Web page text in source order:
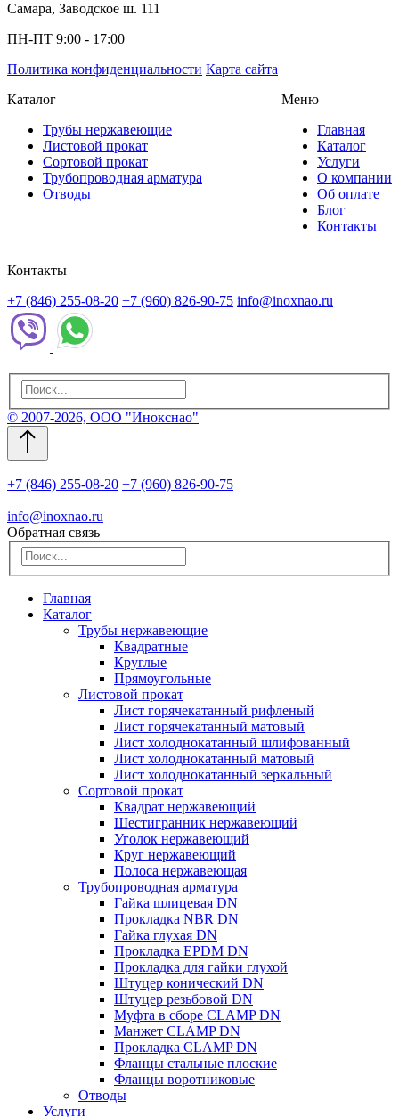
Самара, Заводское ш. 111
ПН-ПТ 9:00 - 17:00
Политика конфиденциальности Карта сайта
Каталог
Трубы нержавеющие
Листовой прокат
Сортовой прокат
Трубопроводная арматура
Отводы
Меню
Главная
Каталог
Услуги
О компании
Об оплате
Блог
Контакты
Контакты
+7 (846) 255-08-20 +7 (960) 826-90-75 info@inoxnao.ru
© 2007-2026, ООО "Инокснао"
+7 (846) 255-08-20 +7 (960) 826-90-75
info@inoxnao.ru
Обратная связь
Главная
Каталог
Трубы нержавеющие
Квадратные
Круглые
Прямоугольные
Листовой прокат
Лист горячекатанный рифленый
Лист горячекатанный матовый
Лист холоднокатанный шлифованный
Лист холоднокатанный матовый
Лист холоднокатанный зеркальный
Сортовой прокат
Квадрат нержавеющий
Шестигранник нержавеющий
Уголок нержавеющий
Круг нержавеющий
Полоса нержавеющая
Трубопроводная арматура
Гайка шлицевая DN
Прокладка NBR DN
Гайка глухая DN
Прокладка EPDM DN
Прокладка для гайки глухой
Штуцер конический DN
Штуцер резьбовой DN
Муфта в сборе CLAMP DN
Манжет CLAMP DN
Прокладка CLAMP DN
Фланцы стальные плоские
Фланцы воротниковые
Отводы
Услуги